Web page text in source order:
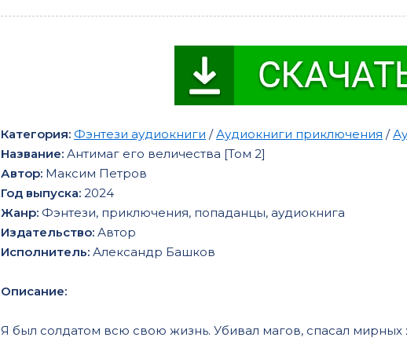
Категория: Фэнтези аудиокниги /Аудиокниги приключения /
Название: Антимаг его величества [Том 2]
Автор: Максим Петров
Год выпуска: 2024
Жанр: Фэнтези, приключения, попаданцы, аудиокнига
Издательство: Автор
Исполнитель: Александр Башков
Описание:
Я был солдатом всю свою жизнь. Убивал магов, спасал мирных